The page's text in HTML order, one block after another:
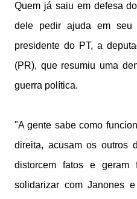
Quem já saiu em defesa
dele pedir ajuda em seu
presidente do PT, a
(PR), que resumiu uma
guerra política.
"A gente sabe como
direita, acusam os outros
distorcem fatos e
solidarizar com Janones